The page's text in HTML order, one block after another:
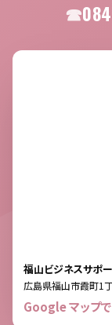
福山ビジネスサポ
広島県福山市霞町1
Google マップ